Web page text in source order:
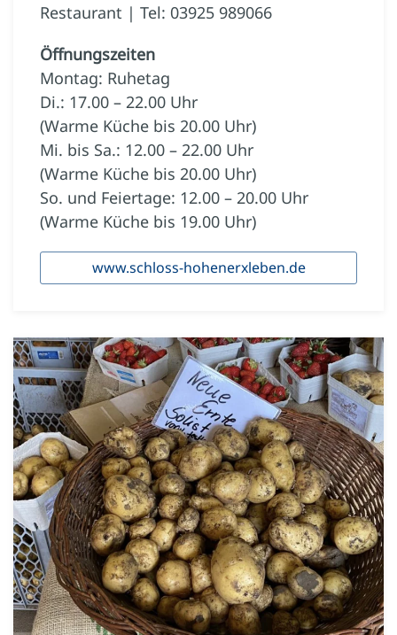
Restaurant | Tel: 03925 989066
Öffnungszeiten
Montag: Ruhetag
Di.: 17.00 – 22.00 Uhr
(Warme Küche bis 20.00 Uhr)
Mi. bis Sa.: 12.00 – 22.00 Uhr
(Warme Küche bis 20.00 Uhr)
So. und Feiertage: 12.00 – 20.00 Uhr
(Warme Küche bis 19.00 Uhr)
www.schloss-hohenerxleben.de